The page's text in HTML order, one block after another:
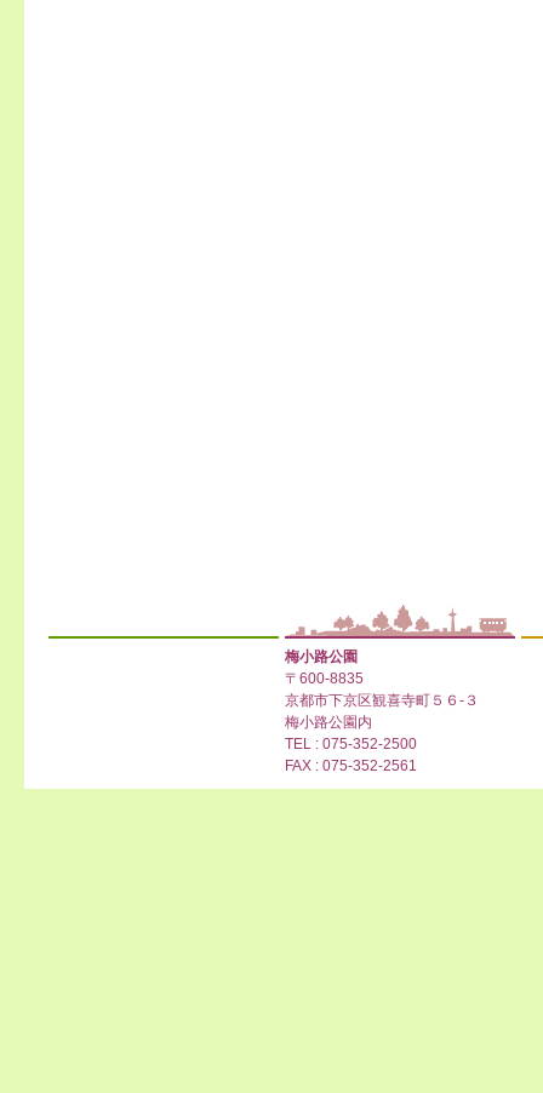
梅小路公園
〒600-8835
京都市下京区観喜寺町５６-３
梅小路公園内
TEL : 075-352-2500
FAX : 075-352-2561